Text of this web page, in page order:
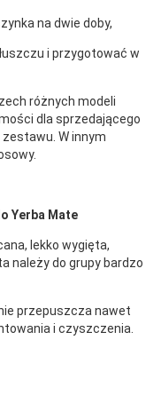
na dwie doby,
i przygotować w
różnych modeli
dla sprzedającego
W innym
Yerba Mate
lekko wygięta,
należy do grupy bardzo
przepuszcza nawet
i czyszczenia.